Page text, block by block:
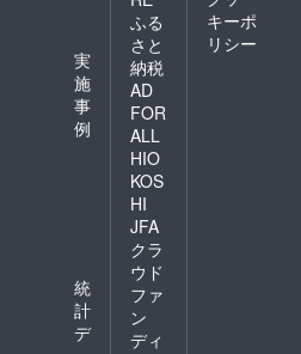
実
施
事
例
統
計
デ
ふる
さと
納税
AD
FOR
ALL
HIO
KOS
HI
JFA
クラ
ウド
ファ
ン
ディ
キーポ
リシー